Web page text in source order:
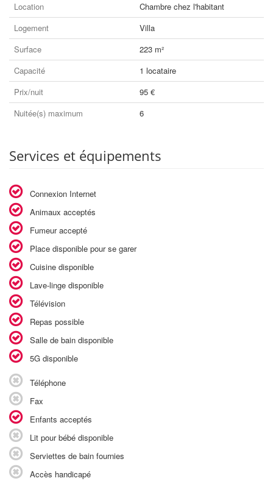
Location
Chambre chez l'habitant
Logement
Villa
Surface
223 m²
Capacité
1 locataire
Prix/nuit
95 €
Nuitée(s) maximum
6
Services et équipements
Connexion Internet
Animaux acceptés
Fumeur accepté
Place disponible pour se garer
Cuisine disponible
Lave-linge disponible
Télévision
Repas possible
Salle de bain disponible
5G disponible
Téléphone
Fax
Enfants acceptés
Lit pour bébé disponible
Serviettes de bain fournies
Accès handicapé